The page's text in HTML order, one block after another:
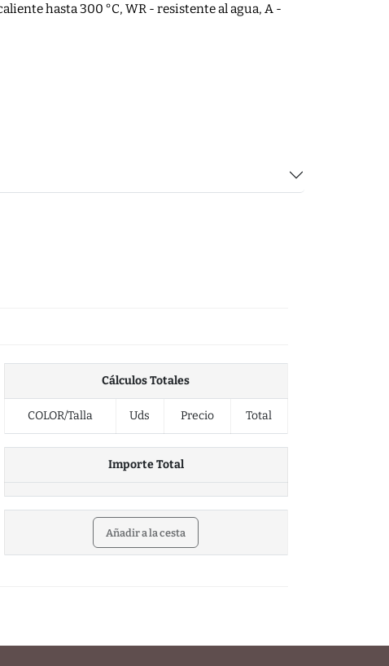
hasta 300 °C, WR - resistente al agua, A -
Cálculos Totales
COLOR/Talla Uds Precio Total
Importe Total
Añadir a la cesta